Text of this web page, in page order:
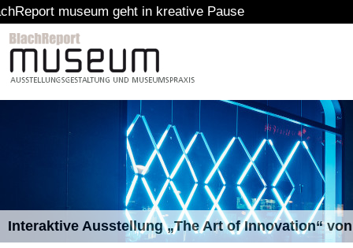
geht in kreative Pause
Interaktive Ausstellung „The Art of Innovation“